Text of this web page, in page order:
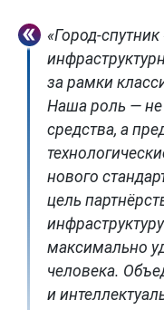
«Город-
за рамки
Наша роль — не
средства, а
нового
цель
максимально
человека.
и